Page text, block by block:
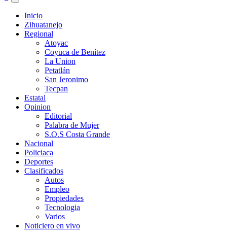
Primary
MenuInicio
Zihuatanejo
Regional
Atoyac
Coyuca de Benítez
La Union
Petatlán
San Jeronimo
Tecpan
Estatal
Opinion
Editorial
Palabra de Mujer
S.O.S Costa Grande
Nacional
Policiaca
Deportes
Clasificados
Autos
Empleo
Propiedades
Tecnologia
Varios
Noticiero en vivo